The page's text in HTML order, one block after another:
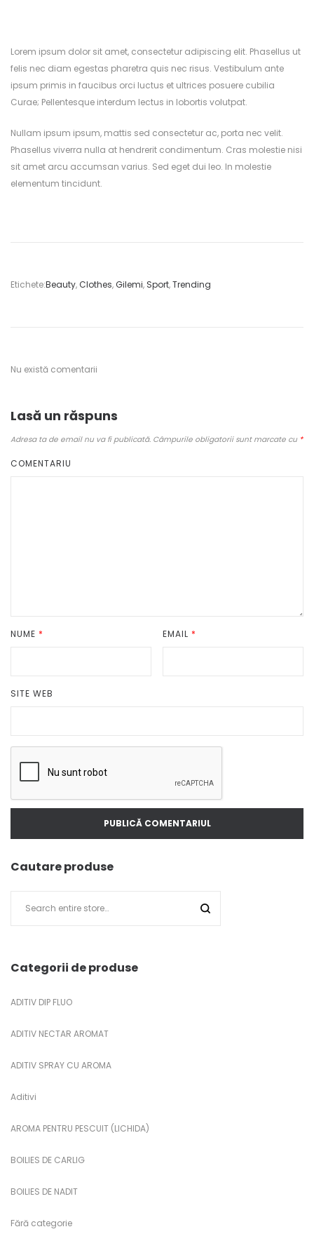
Lorem ipsum dolor sit amet, consectetur adipiscing elit. Phasellus ut
felis nec diam egestas pharetra quis nec risus. Vestibulum ante
ipsum primis in faucibus orci luctus et ultrices posuere cubilia
Curae; Pellentesque interdum lectus in lobortis volutpat.
Nullam ipsum ipsum, mattis sed consectetur ac, porta nec velit.
Phasellus viverra nulla at hendrerit condimentum. Cras molestie nisi
sit amet arcu accumsan varius. Sed eget dui leo. In molestie
elementum tincidunt.
Etichete:Beauty, Clothes, Gilemi, Sport,Trending
Nu există comentarii
Lasă un răspuns
Adresa ta de email nu va fi publicată. Câmpurile obligatorii sunt marcate cu *
COMENTARIU
NUME * EMAIL *
SITE WEB
Cautare produse
Categorii de produse
ADITIV DIP FLUO
ADITIV NECTAR AROMAT
ADITIV SPRAY CU AROMA
Aditivi
AROMA PENTRU PESCUIT (LICHIDA)
BOILIES DE CARLIG
BOILIES DE NADIT
Fără categorie